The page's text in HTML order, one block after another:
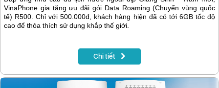
VinaPhone gia tăng ưu đãi gói Data Roaming (Chuyển vùng quốc
tế) R500. Chỉ với 500.000đ, khách hàng hiện đã có tới 6GB tốc độ
cao để thỏa thích sử dụng khắp thế giới.
Chi tiết